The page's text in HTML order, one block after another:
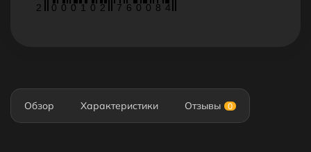
2 0 0 0 1 0 2 7 6 0 0 8 4
Обзор Характеристики Отзывы 0